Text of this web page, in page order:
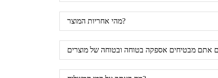
מהי אחריות המוצר?